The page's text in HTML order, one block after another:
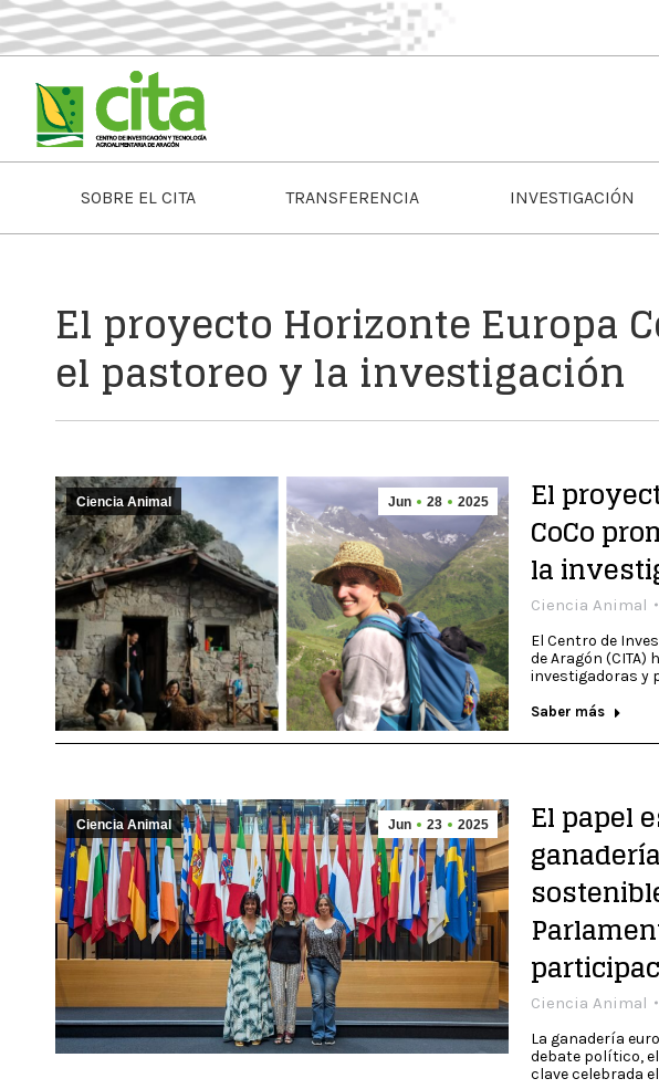
SOBRE EL CITA TRANSFERENCIA INVESTIGACIÓN
El proyecto Horizonte Europa
el pastoreo y la investigación
Jun 28 2025
Ciencia Animal El
CoCo
la
Ciencia Animal
El Centro de
de Aragón
investigadoras y
Saber más
Jun 23 2025
Ciencia Animal El papel
Ciencia Animal
La ganadería
debate político,
clave celebrada